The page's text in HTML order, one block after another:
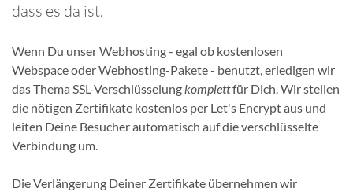
dass es da ist.
Wenn Du unser Webhosting - egal ob kostenlosen
Webspace oder Webhosting-Pakete - benutzt, erledigen wir
das Thema SSL-Verschlüsselungkomplettfür Dich. Wir stellen
die nötigen Zertifikate kostenlos per Let's Encrypt aus und
leiten Deine Besucher automatisch auf die verschlüsselte
Verbindung um.
Die Verlängerung Deiner Zertifikate übernehmen wir